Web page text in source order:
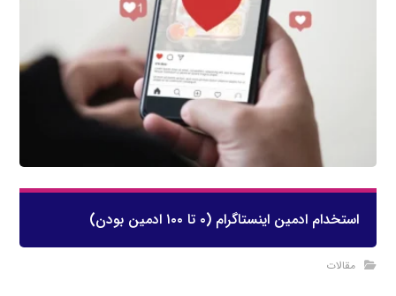
استخدام ادمین اینستاگرام (۰ تا ۱۰۰ ادمین بودن)
مقالات